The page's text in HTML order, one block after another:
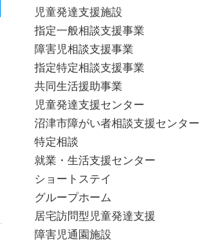
児童発達支援施設
指定一般相談支援事業
障害児相談支援事業
指定特定相談支援事業
共同生活援助事業
児童発達支援センター
沼津市障がい者相談支援センター
特定相談
就業・生活支援センター
ショートステイ
グループホーム
居宅訪問型児童発達支援
障害児通園施設